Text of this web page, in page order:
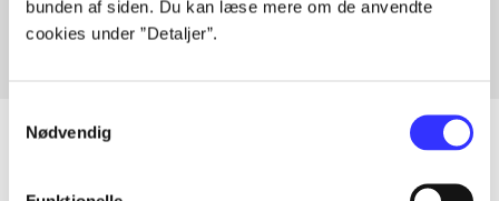
bunden af siden. Du kan læse mere om de anvendte
cookies under ”Detaljer”.
Nødvendig